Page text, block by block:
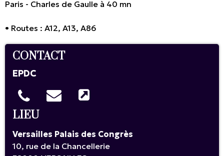
Paris - Charles de Gaulle à 40 mn
• Routes : A12, A13, A86
CONTACT
EPDC
LIEU
Versailles Palais des Congrès
10, rue de la Chancellerie